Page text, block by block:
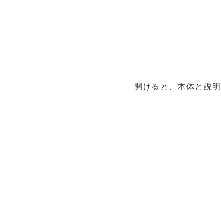
開けると、本体と説